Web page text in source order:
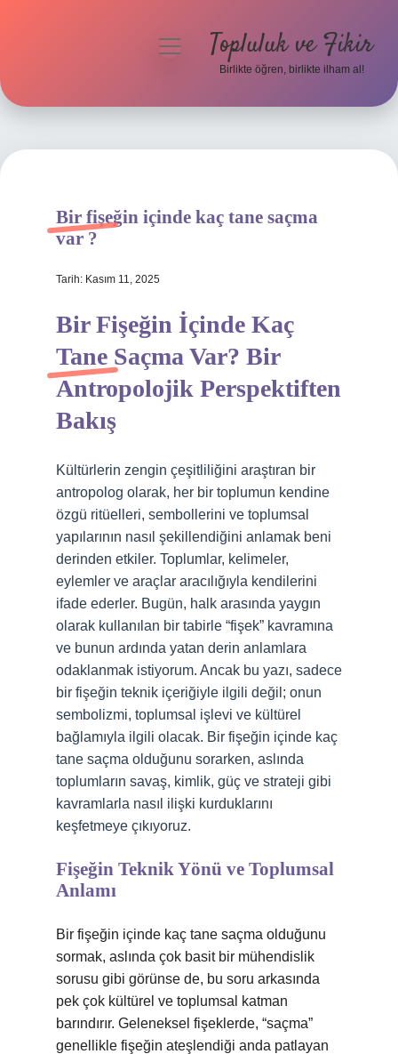
Hakkımızda
menüyüTopluluk ve Fikir
Birlikte öğren, birlikte ilham al!
Bir fişeğin içinde kaç tane saçma
var ?
Tarih: Kasım 11, 2025
Bir Fişeğin İçinde Kaç
Tane Saçma Var? Bir
Antropolojik Perspektiften
Bakış
Kültürlerin zengin çeşitliliğini araştıran bir
antropolog olarak, her bir toplumun kendine
özgü ritüelleri, sembollerini ve toplumsal
yapılarının nasıl şekillendiğini anlamak beni
derinden etkiler. Toplumlar, kelimeler,
eylemler ve araçlar aracılığıyla kendilerini
ifade ederler. Bugün, halk arasında yaygın
olarak kullanılan bir tabirle “fişek” kavramına
ve bunun ardında yatan derin anlamlara
odaklanmak istiyorum. Ancak bu yazı, sadece
bir fişeğin teknik içeriğiyle ilgili değil; onun
sembolizmi, toplumsal işlevi ve kültürel
bağlamıyla ilgili olacak. Bir fişeğin içinde kaç
tane saçma olduğunu sorarken, aslında
toplumların savaş, kimlik, güç ve strateji gibi
kavramlarla nasıl ilişki kurduklarını
keşfetmeye çıkıyoruz.
Fişeğin Teknik Yönü ve Toplumsal
Anlamı
Bir fişeğin içinde kaç tane saçma olduğunu
sormak, aslında çok basit bir mühendislik
sorusu gibi görünse de, bu soru arkasında
pek çok kültürel ve toplumsal katman
barındırır. Geleneksel fişeklerde, “saçma”
genellikle fişeğin ateşlendiği anda patlayan